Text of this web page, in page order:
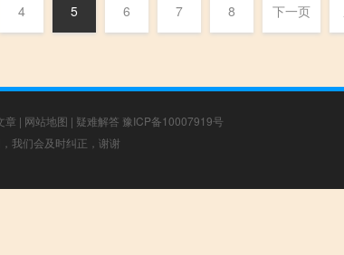
4 5 6 7 8 下一页
章 | 网站地图 | 疑难解答 豫ICP备10007919号
我们会及时纠正，谢谢